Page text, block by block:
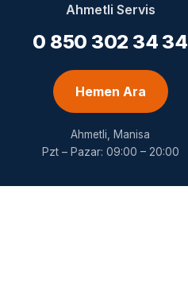
Ahmetli Servis
0 850 302 34 34
Hemen Ara
Ahmetli, Manisa
Pzt – Pazar: 09:00 – 20:00